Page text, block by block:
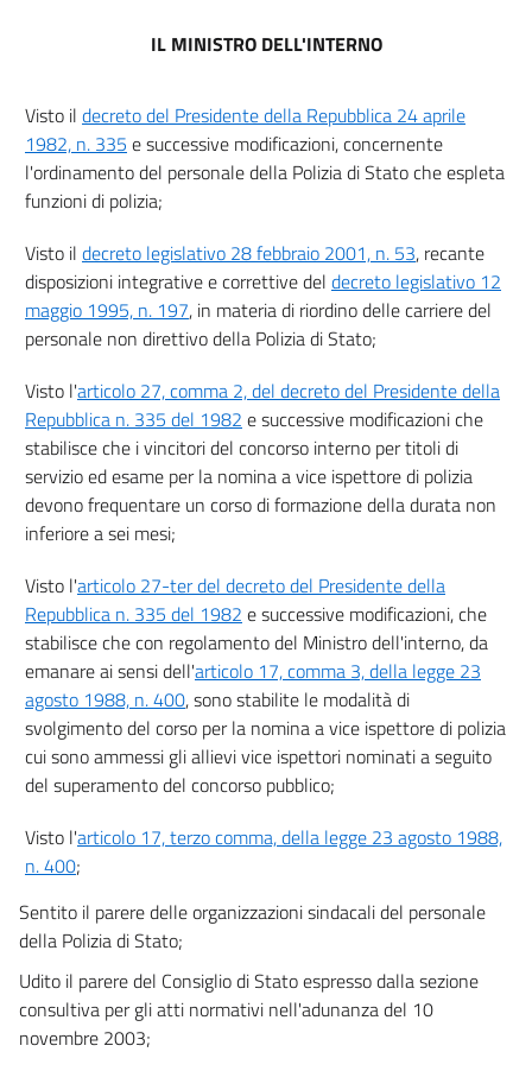
13
14
15
16
17
Capo III
Corso di formazione semestrale
19
Allegati
Allegato A
Allegato A
IL MINISTRO DELL'INTERNO
Visto il decreto del Presidente della Repubblica 24 aprile
1982, n. 335 e successive modificazioni, concernente
l'ordinamento del personale della Polizia di Stato che espleta
funzioni di polizia;
Visto il decreto legislativo 28 febbraio 2001, n. 53, recante
disposizioni integrative e correttive del decreto legislativo 12
maggio 1995, n. 197, in materia di riordino delle carriere del
personale non direttivo della Polizia di Stato;
Visto l'articolo 27, comma 2, del decreto del Presidente della
Repubblica n. 335 del 1982 e successive modificazioni che
stabilisce che i vincitori del concorso interno per titoli di
servizio ed esame per la nomina a vice ispettore di polizia
devono frequentare un corso di formazione della durata non
inferiore a sei mesi;
Visto l'articolo 27-ter del decreto del Presidente della
Repubblica n. 335 del 1982 e successive modificazioni, che
stabilisce che con regolamento del Ministro dell'interno, da
emanare ai sensi dell'articolo 17, comma 3, della legge 23
agosto 1988, n. 400, sono stabilite le modalità di
svolgimento del corso per la nomina a vice ispettore di polizia
cui sono ammessi gli allievi vice ispettori nominati a seguito
del superamento del concorso pubblico;
Visto l'articolo 17, terzo comma, della legge 23 agosto 1988,
n. 400;
Sentito il parere delle organizzazioni sindacali del personale
della Polizia di Stato;
Udito il parere del Consiglio di Stato espresso dalla sezione
consultiva per gli atti normativi nell'adunanza del 10
novembre 2003;